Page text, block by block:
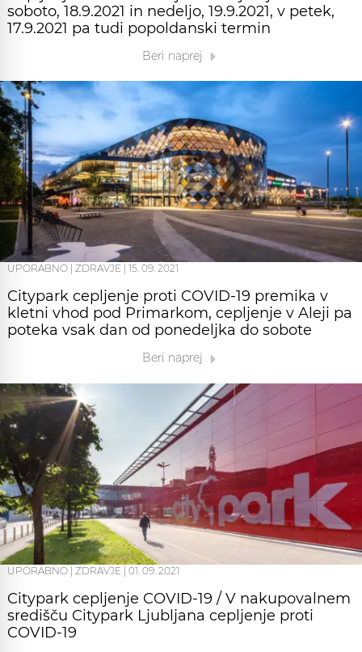
soboto, 18.9.2021 in nedeljo, 19.9.2021, v petek,
17.9.2021 pa tudi popoldanski termin
Beri naprej
UPORABNO ZDRAVJE 15. 09. 2021
Citypark cepljenje proti COVID-19 premika v
kletni vhod pod Primarkom, cepljenje v Aleji pa
poteka vsak dan od ponedeljka do sobote
Beri naprej
UPORABNO ZDRAVJE 01. 09. 2021
Citypark cepljenje COVID-19 / V nakupovalnem
središču Citypark Ljubljana cepljenje proti
COVID-19